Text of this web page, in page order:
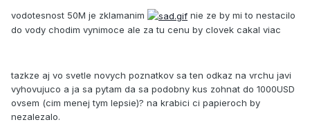
vodotesnost 50M je zklamanim
nie ze by mi to nestacilo
do vody chodim vynimoce ale za tu cenu by clovek cakal viac
tazkze aj vo svetle novych poznatkov sa ten odkaz na vrchu javi
vyhovujuco a ja sa pytam da sa podobny kus zohnat do 1000USD
ovsem (cim menej tym lepsie)? na krabici ci papieroch by
nezalezalo.